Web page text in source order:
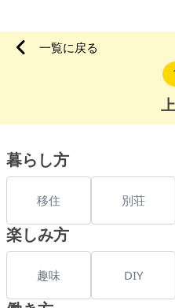
一覧に戻る
暮らし方
移住 別荘
楽しみ方
趣味 DIY